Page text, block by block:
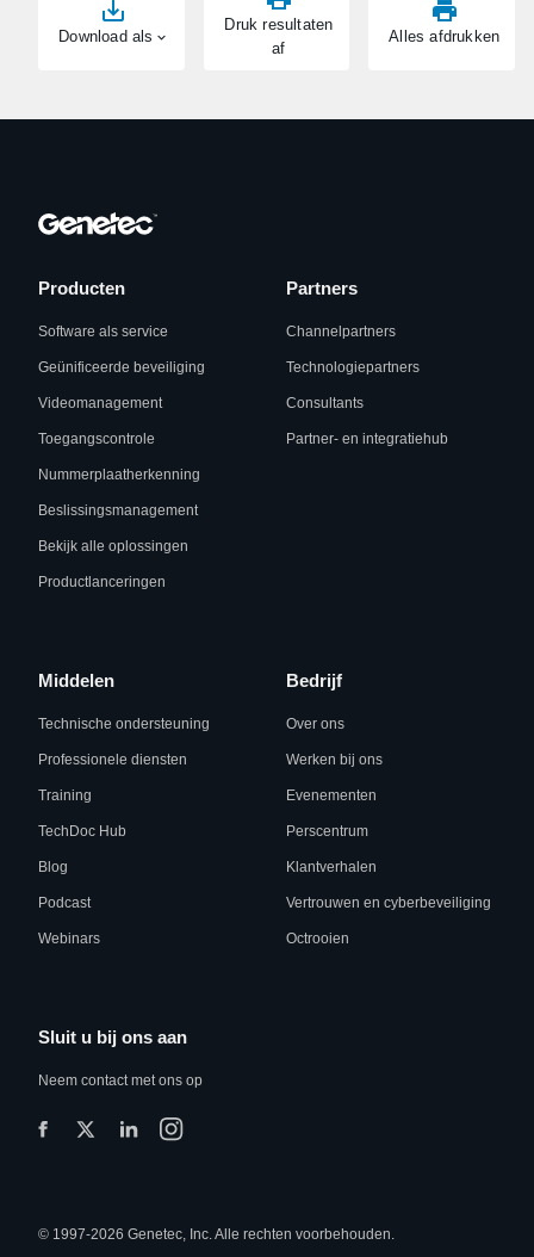
Download als
Druk resultaten
af
Alles afdrukken
Producten
Software als service
Geünificeerde beveiliging
Videomanagement
Toegangscontrole
Nummerplaatherkenning
Beslissingsmanagement
Bekijk alle oplossingen
Productlanceringen
Partners
Channelpartners
Technologiepartners
Consultants
Partner- en integratiehub
Middelen
Technische ondersteuning
Professionele diensten
Training
TechDoc Hub
Blog
Podcast
Webinars
Bedrijf
Over ons
Werken bij ons
Evenementen
Perscentrum
Klantverhalen
Vertrouwen en cyberbeveiliging
Octrooien
Sluit u bij ons aan
Neem contact met ons op
© 1997-2026 Genetec, Inc. Alle rechten voorbehouden.